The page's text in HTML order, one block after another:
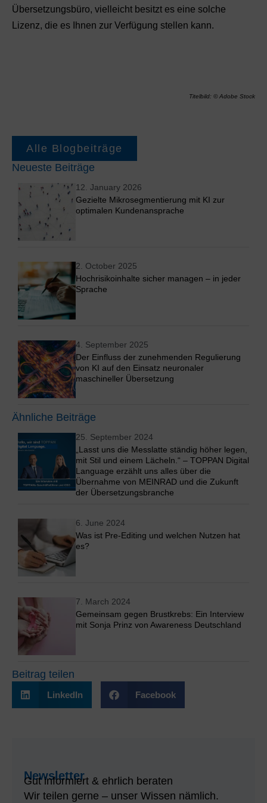
Übersetzungsbüro, vielleicht besitzt es eine solche
Lizenz, die es Ihnen zur Verfügung stellen kann.
Titelbild: © Adobe Stock
Alle Blogbeiträge
Neueste Beiträge
12. January 2026
Gezielte Mikrosegmentierung mit KI zur
optimalen Kundenansprache
2. October 2025
Hochrisikoinhalte sicher managen – in jeder
Sprache
4. September 2025
Der Einfluss der zunehmenden Regulierung
von KI auf den Einsatz neuronaler
maschineller Übersetzung
Ähnliche Beiträge
25. September 2024
„Lasst uns die Messlatte ständig höher legen,
mit Stil und einem Lächeln.“ – TOPPAN Digital
Language erzählt uns alles über die
Übernahme von MEINRAD und die Zukunft
der Übersetzungsbranche
6. June 2024
Was ist Pre-Editing und welchen Nutzen hat
es?
7. March 2024
Gemeinsam gegen Brustkrebs: Ein Interview
mit Sonja Prinz von Awareness Deutschland
Beitrag teilen
LinkedIn Facebook
Newsletter
Gut informiert & ehrlich beraten
Wir teilen gerne – unser Wissen nämlich.